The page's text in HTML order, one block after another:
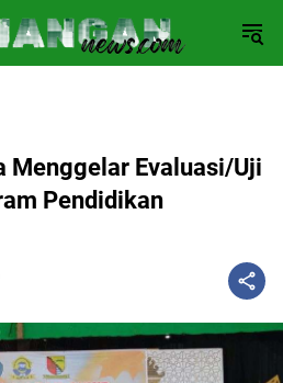
Menggelar Evaluasi/Uji
Pendidikan